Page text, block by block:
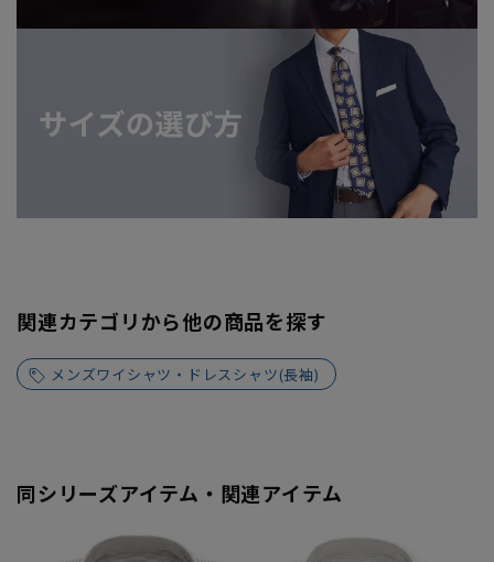
関連カテゴリから他の商品を探す
メンズワイシャツ・ドレスシャツ(長袖)
同シリーズアイテム・関連アイテム